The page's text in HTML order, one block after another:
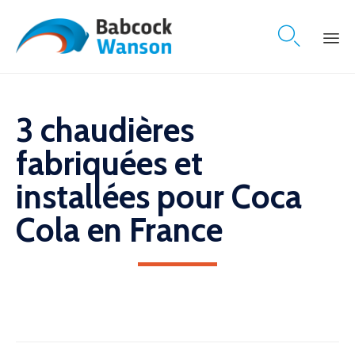

3 chaudières
fabriquées et
installées pour Coca
Cola en France